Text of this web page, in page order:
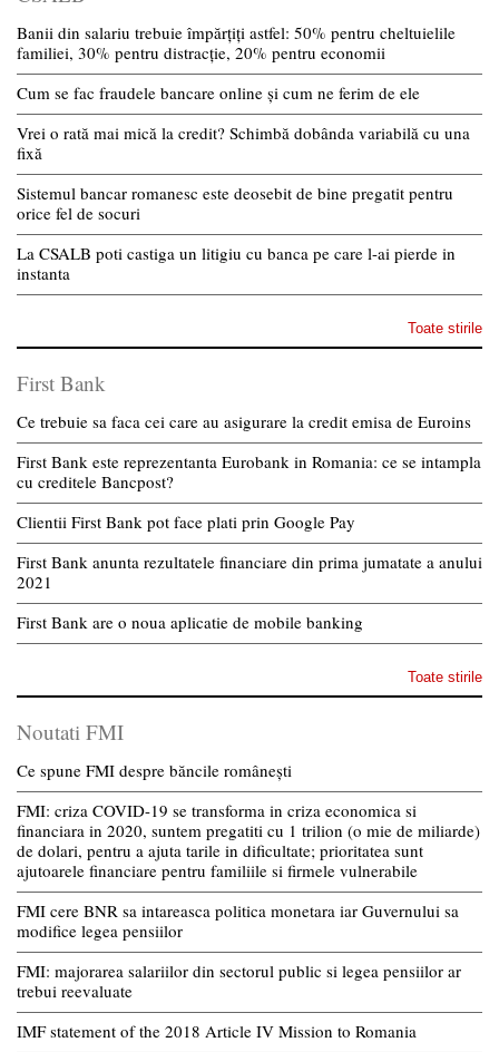
Banii din salariu trebuie împărțiți astfel: 50% pentru cheltuielile
familiei, 30% pentru distracție, 20% pentru economii
Cum se fac fraudele bancare online și cum ne ferim de ele
Vrei o rată mai mică la credit? Schimbă dobânda variabilă cu una
fixă
Sistemul bancar romanesc este deosebit de bine pregatit pentru
orice fel de socuri
La CSALB poti castiga un litigiu cu banca pe care l-ai pierde in
instanta
Toate stirile
First Bank
Ce trebuie sa faca cei care au asigurare la credit emisa de Euroins
First Bank este reprezentanta Eurobank in Romania: ce se intampla
cu creditele Bancpost?
Clientii First Bank pot face plati prin Google Pay
First Bank anunta rezultatele financiare din prima jumatate a anului
2021
First Bank are o noua aplicatie de mobile banking
Toate stirile
Noutati FMI
Ce spune FMI despre băncile românești
FMI: criza COVID-19 se transforma in criza economica si
financiara in 2020, suntem pregatiti cu 1 trilion (o mie de miliarde)
de dolari, pentru a ajuta tarile in dificultate; prioritatea sunt
ajutoarele financiare pentru familiile si firmele vulnerabile
FMI cere BNR sa intareasca politica monetara iar Guvernului sa
modifice legea pensiilor
FMI: majorarea salariilor din sectorul public si legea pensiilor ar
trebui reevaluate
IMF statement of the 2018 Article IV Mission to Romania